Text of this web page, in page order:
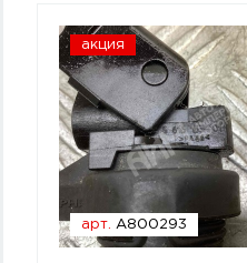
акция
арт. A800293